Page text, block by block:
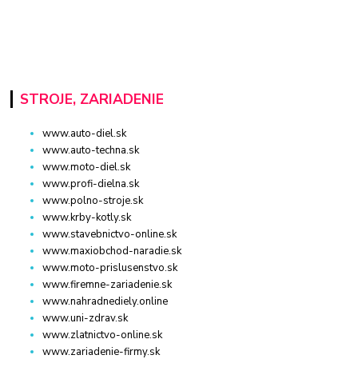
STROJE, ZARIADENIE
www.auto-diel.sk
www.auto-techna.sk
www.moto-diel.sk
www.profi-dielna.sk
www.polno-stroje.sk
www.krby-kotly.sk
www.stavebnictvo-online.sk
www.maxiobchod-naradie.sk
www.moto-prislusenstvo.sk
www.firemne-zariadenie.sk
www.nahradnediely.online
www.uni-zdrav.sk
www.zlatnictvo-online.sk
www.zariadenie-firmy.sk